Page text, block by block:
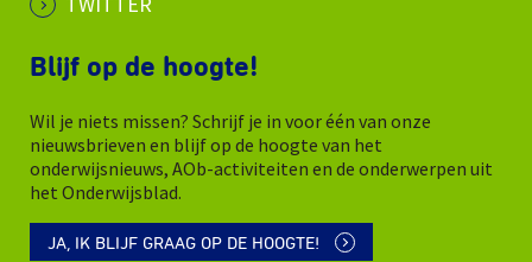
Blijf op de hoogte!
Wil je niets missen? Schrijf je in voor één van onze
nieuwsbrieven en blijf op de hoogte van het
onderwijsnieuws, AOb-activiteiten en de onderwerpen uit
het Onderwijsblad.
JA, IK BLIJF GRAAG OP DE HOOGTE!